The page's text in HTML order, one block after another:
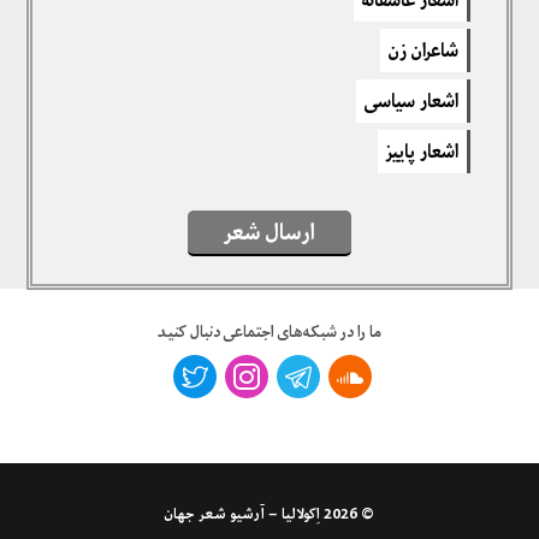
برای نوشتن دیدگاه باید
شاعران زن
اشعار سیاسی
اشعار پاییز
ارسال شعر
ما را در شبکه‌های اجتماعی دنبال کنید
© 2026 اِکولالیا – آرشیو شعر جهان